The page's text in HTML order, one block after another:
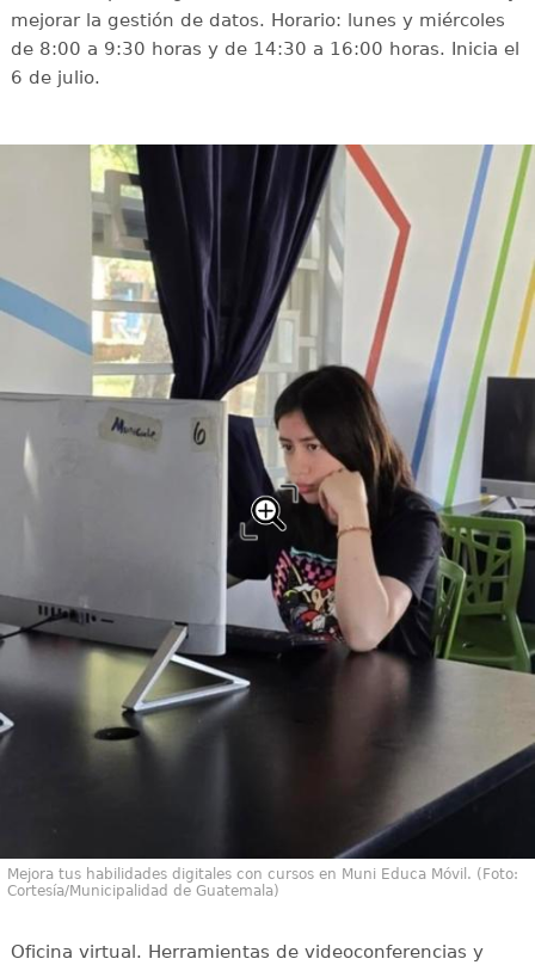
mejorar la gestión de datos. Horario: lunes y miércoles
de 8:00 a 9:30 horas y de 14:30 a 16:00 horas. Inicia el
6 de julio.
Mejora tus habilidades digitales con cursos en Muni Educa Móvil. (Foto:
Cortesía/Municipalidad de Guatemala)
Oficina virtual. Herramientas de videoconferencias y